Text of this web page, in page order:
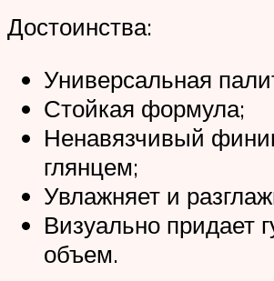
Достоинства:
Универсальная
Стойкая формула;
Ненавязчивый
глянцем;
Увлажняет и
Визуально придает
объем.